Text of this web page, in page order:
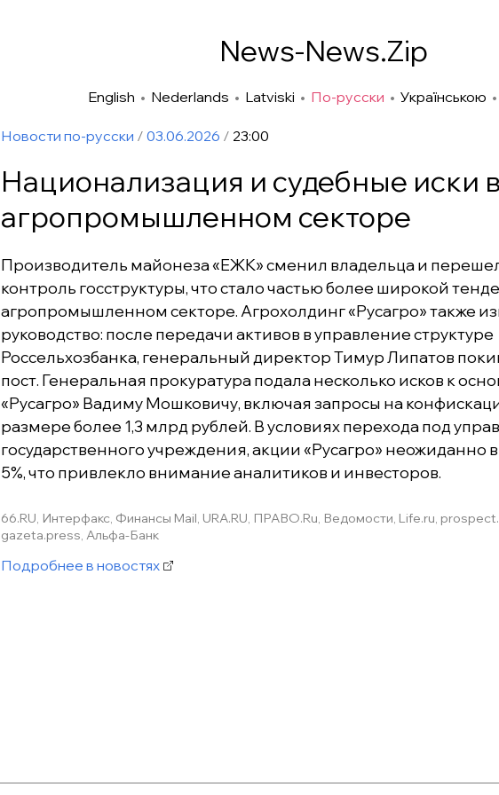
News-News.Zip
English • Nederlands • Latviski • По-русски •Українською •
Новости по-русски / 03.06.2026 / 23:00
Национализация и судебные иски в
агропромышленном секторе
Производитель майонеза «ЕЖК» сменил владельца и
контроль госструктуры, что стало частью более широкой
агропромышленном секторе. Агрохолдинг «Русагро» также
руководство: после передачи активов в управление структуре
Россельхозбанка, генеральный директор Тимур Липатов
пост. Генеральная прокуратура подала несколько исков к
«Русагро» Вадиму Мошковичу, включая запросы на
размере более 1,3 млрд рублей. В условиях перехода под
государственного учреждения, акции «Русагро» неожиданно
5%, что привлекло внимание аналитиков и инвесторов.
66.RU, Интерфакс, Финансы Mail, URA.RU, ПРАВО.Ru, Ведомости, Life.ru,
gazeta.press, Альфа-Банк
Подробнее в новостях